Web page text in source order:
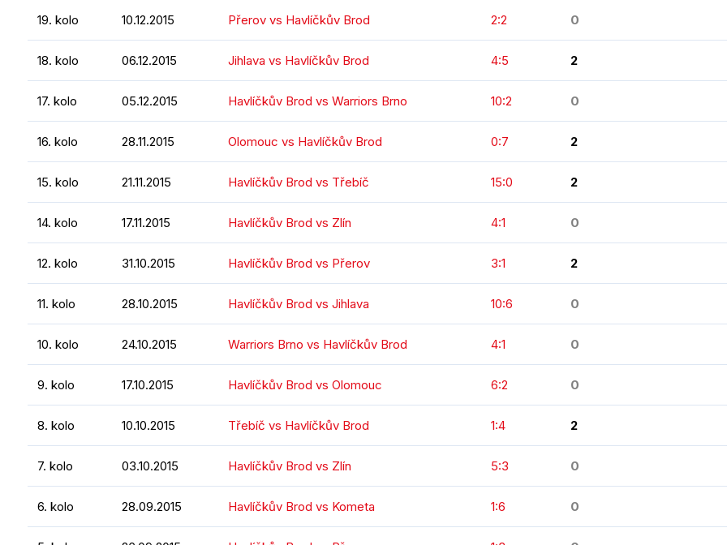
19. kolo 10.12.2015 Přerov vs Havlíčkův Brod 2:2 0
18. kolo 06.12.2015 Jihlava vs Havlíčkův Brod 4:5 2
17. kolo 05.12.2015 Havlíčkův Brod vs Warriors Brno 10:2 0
16. kolo 28.11.2015 Olomouc vs Havlíčkův Brod 0:7 2
15. kolo 21.11.2015 Havlíčkův Brod vs Třebíč 15:0 2
14. kolo 17.11.2015 Havlíčkův Brod vs Zlín 4:1 0
12. kolo 31.10.2015 Havlíčkův Brod vs Přerov 3:1 2
11. kolo 28.10.2015 Havlíčkův Brod vs Jihlava 10:6 0
10. kolo 24.10.2015 Warriors Brno vs Havlíčkův Brod 4:1 0
9. kolo 17.10.2015 Havlíčkův Brod vs Olomouc 6:2 0
8. kolo 10.10.2015 Třebíč vs Havlíčkův Brod 1:4 2
7. kolo 03.10.2015 Havlíčkův Brod vs Zlín 5:3 0
6. kolo 28.09.2015 Havlíčkův Brod vs Kometa 1:6 0